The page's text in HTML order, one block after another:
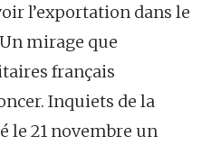
l’exportation dans le
mirage que
français
Inquiets de la
le 21 novembre un